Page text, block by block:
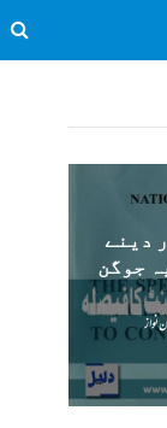
دینے
جوگن
نواز